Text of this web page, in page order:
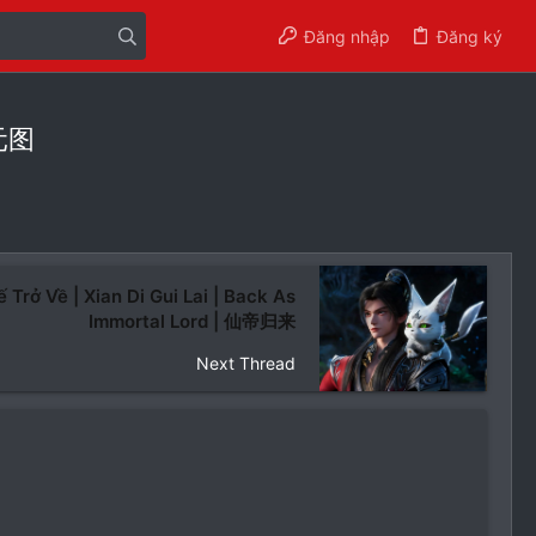
Đăng nhập Đăng ký
Trở Về | Xian Di Gui Lai | Back As
Immortal Lord | 仙帝归来
Next Thread